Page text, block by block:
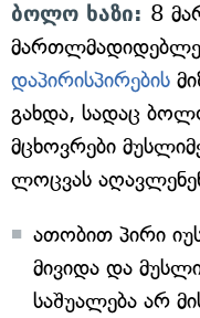
ბოლო ხაზი: 8
დაპირისპირების
გახდა, სადაც
მცხოვრები
ლოცვას
ათობით პირი
მივიდა და
საშუალება არ